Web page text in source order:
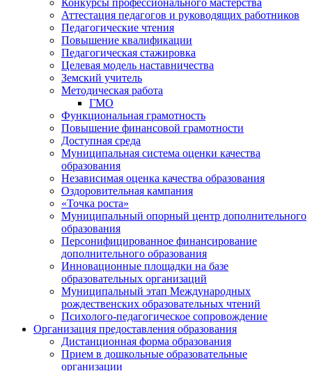
Конкурсы профессионального мастерства
Аттестация педагогов и руководящих работников
Педагогические чтения
Повышение квалификации
Педагогическая стажировка
Целевая модель наставничества
Земский учитель
Методическая работа
ГМО
Функциональная грамотность
Повышение финансовой грамотности
Доступная среда
Муниципальная система оценки качества
образования
Независимая оценка качества образования
Оздоровительная кампания
«Точка роста»
Муниципальный опорный центр дополнительного
образования
Персонифицированное финансирование
дополнительного образования
Инновационные площадки на базе
образовательных организаций
Муниципальный этап Международных
рождественских образовательных чтений
Психолого-педагогическое сопровождение
Организация предоставления образования
Дистанционная форма образования
Прием в дошкольные образовательные
организации